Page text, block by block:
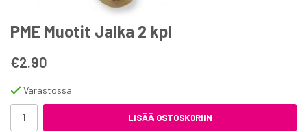
PME Muotit Jalka 2 kpl
€2.90
Varastossa
LISÄÄ OSTOSKORIIN